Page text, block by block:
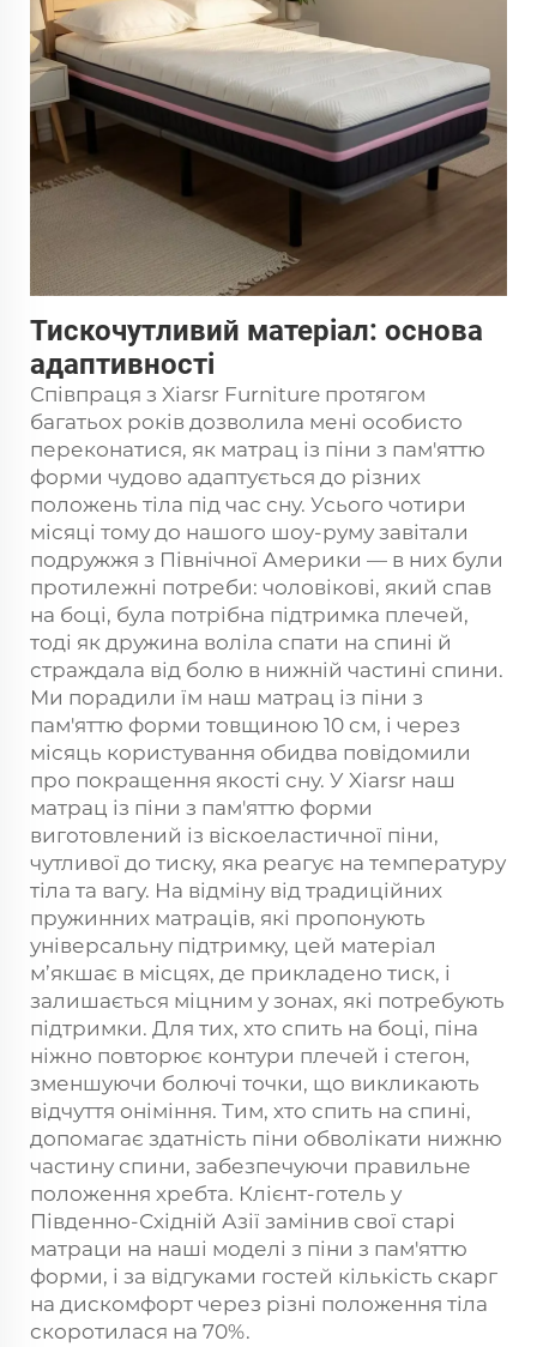
Тискочутливий матеріал: основа
адаптивності
Співпраця з Xiarsr Furniture протягом
багатьох років дозволила мені особисто
переконатися, як матрац із піни з пам'яттю
форми чудово адаптується до різних
положень тіла під час сну. Усього чотири
місяці тому до нашого шоу-руму завітали
подружжя з Північної Америки — в них були
протилежні потреби: чоловікові, який спав
на боці, була потрібна підтримка плечей,
тоді як дружина воліла спати на спині й
страждала від болю в нижній частині спини.
Ми порадили їм наш матрац із піни з
пам'яттю форми товщиною 10 см, і через
місяць користування обидва повідомили
про покращення якості сну. У Xiarsr наш
матрац із піни з пам'яттю форми
виготовлений із віскоеластичної піни,
чутливої до тиску, яка реагує на температуру
тіла та вагу. На відміну від традиційних
пружинних матраців, які пропонують
універсальну підтримку, цей матеріал
м’якшає в місцях, де прикладено тиск, і
залишається міцним у зонах, які потребують
підтримки. Для тих, хто спить на боці, піна
ніжно повторює контури плечей і стегон,
зменшуючи болючі точки, що викликають
відчуття оніміння. Тим, хто спить на спині,
допомагає здатність піни обволікати нижню
частину спини, забезпечуючи правильне
положення хребта. Клієнт-готель у
Південно-Східній Азії замінив свої старі
матраци на наші моделі з піни з пам'яттю
форми, і за відгуками гостей кількість скарг
на дискомфорт через різні положення тіла
скоротилася на 70%.